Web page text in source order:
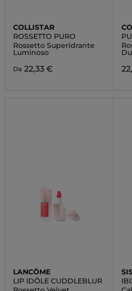
COLLISTAR
ROSSETTO PURO
Rossetto Superidrante
Luminoso
Da 22,33 €
LANCÔME
LIP IDÔLE CUDDLEBLUR